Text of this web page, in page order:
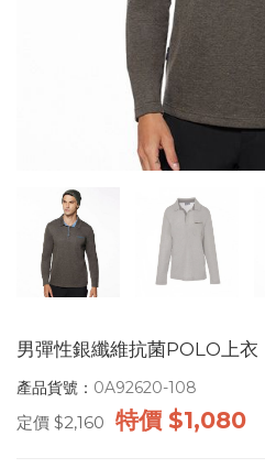
男彈性銀纖維抗菌POLO上衣
產品貨號： 0A92620-108
定價 $2,160 特價 $1,080